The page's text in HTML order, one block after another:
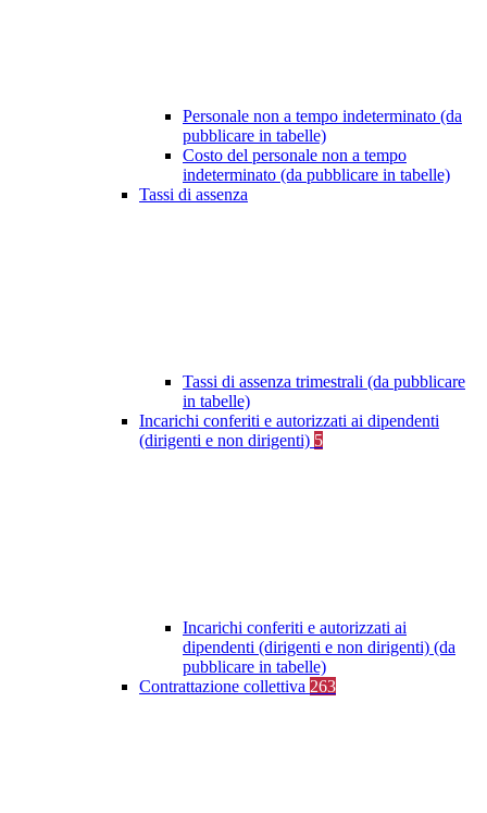
Personale non a tempo indeterminato (da
pubblicare in tabelle)
Costo del personale non a tempo
indeterminato (da pubblicare in tabelle)
Tassi di assenza
Tassi di assenza trimestrali (da pubblicare
in tabelle)
Incarichi conferiti e autorizzati ai dipendenti
(dirigenti e non dirigenti) 5
Incarichi conferiti e autorizzati ai
dipendenti (dirigenti e non dirigenti) (da
pubblicare in tabelle)
Contrattazione collettiva 263